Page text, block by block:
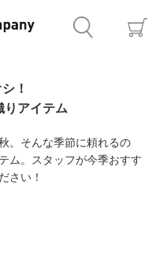
！
りアイテム
。そんな季節に頼れるの
ム。スタッフが今季おすす
さい！